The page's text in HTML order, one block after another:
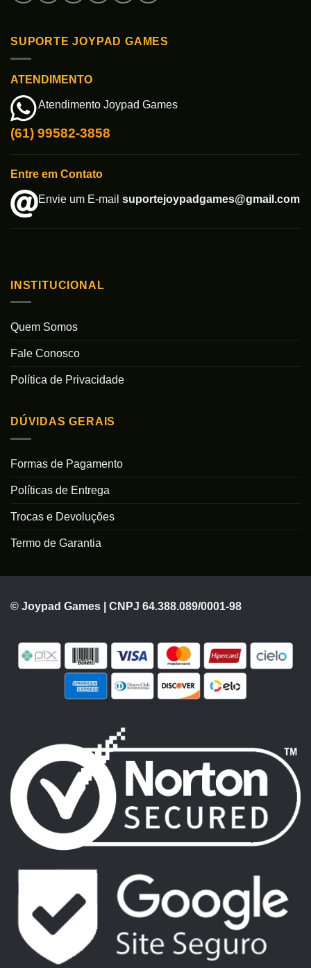
SUPORTE JOYPAD GAMES
ATENDIMENTO
Atendimento Joypad Games
(61) 99582-3858
Entre em Contato
Envie um E-mail suportejoypadgames@gmail.com
INSTITUCIONAL
Quem Somos
Fale Conosco
Política de Privacidade
DÚVIDAS GERAIS
Formas de Pagamento
Políticas de Entrega
Trocas e Devoluções
Termo de Garantia
© Joypad Games | CNPJ 64.388.089/0001-98